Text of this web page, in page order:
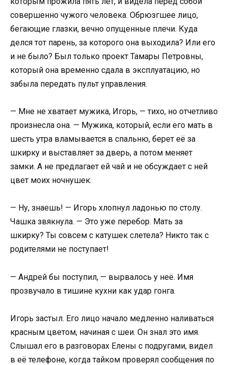
совершенно чужого человека. Обрюзгшее лицо,
бегающие глазки, вечно опущенные плечи. Куда
делся тот парень, за которого она выходила? Или его
и не было? Был только проект Тамары Петровны,
который она временно сдала в эксплуатацию, но
забыла передать пульт управления.
— Мне не хватает мужика, Игорь, — тихо, но отчетливо
произнесла она. — Мужика, который, если его мать в
шесть утра вламывается в спальню, берет её за
шкирку и выставляет за дверь, а потом меняет
замки. А не предлагает ей чай и не обсуждает с ней
цвет моих ночнушек.
— Ну, знаешь! — Игорь хлопнул ладонью по столу.
Чашка звякнула. — Это уже перебор. Мать за
шкирку? Ты совсем с катушек слетела? Никто так с
родителями не поступает!
— Андрей бы поступил, — вырвалось у неё. Имя
прозвучало в тишине кухни как удар гонга.
Игорь застыл. Его лицо начало медленно наливаться
красным цветом, начиная с шеи. Он знал это имя.
Слышал его в разговорах Елены с подругами, видел
в её телефоне, когда тайком проверял сообщения по